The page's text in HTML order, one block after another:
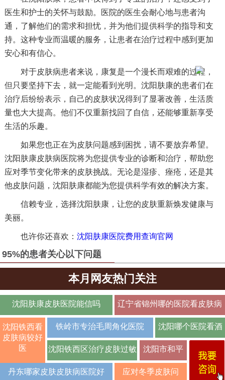
医生和护士的关怀与鼓励。医院的医生会耐心地与患者沟
通，了解他们的需求和担忧，并为他们提供科学的指导和支
持。这种专业而温暖的服务，让患者在治疗过程中感到更加
安心和有信心。
对于皮肤病患者来说，康复是一个漫长而艰难的过程，
但只要坚持下去，就一定能看到光明。沈阳肤康的患者们在
治疗后纷纷表示，自己的皮肤状况得到了显著改善，生活质
量也大大提高。他们不仅重新找回了自信，还能够重新享受
生活的乐趣。
如果您也正在为皮肤问题感到困扰，请不要放弃希望。
沈阳肤康皮肤病医院将为您提供专业的诊断和治疗，帮助您
应对季节变化带来的皮肤挑战。无论是湿疹、痤疮，还是其
他皮肤问题，沈阳肤康都能为您提供科学有效的解决方案。
信赖专业，选择沈阳肤康，让您的皮肤重新焕发健康与
美丽。
也许你还喜欢： 沈阳肤康医院费用查询官网
95%的患者关心以下问题
本月网友热门关注
沈阳肤康皮肤医院能信吗 辽宁省锦州哪的医院看皮肤病
好
沈阳铁西看
皮肤病较好
医
铁岭市专治毛周角化医院 沈阳哪个医院看酒
糟鼻效
沈阳铁西区治疗皮肤过敏 沈阳市和平
皮肤瘙痒名
丹东哪家皮肤皮肤病医院好 应对冬季皮肤问